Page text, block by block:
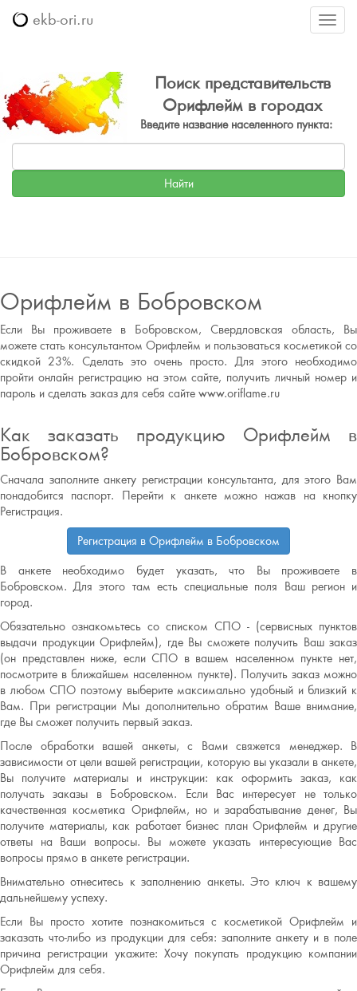
Меню
ekb-ori.ru
Поиск представительств
Орифлейм в городах
Введите название населенного пункта:
Орифлейм в Бобровском
Если Вы проживаете в Бобровском, Свердловская область, Вы
можете стать консультантом Орифлейм и пользоваться косметикой со
скидкой 23%. Сделать это очень просто. Для этого необходимо
пройти онлайн регистрацию на этом сайте, получить личный номер и
пароль и сделать заказ для себя сайте www.oriflame.ru
Как заказать продукцию Орифлейм в
Бобровском?
Сначала заполните анкету регистрации консультанта, для этого Вам
понадобится паспорт. Перейти к анкете можно нажав на кнопку
Регистрация.
Регистрация в Орифлейм в Бобровском
В анкете необходимо будет указать, что Вы проживаете в
Бобровском. Для этого там есть специальные поля Ваш регион и
город.
Обязательно ознакомьтесь со списком СПО - (сервисных пунктов
выдачи продукции Орифлейм), где Вы сможете получить Ваш заказ
(он представлен ниже, если СПО в вашем населенном пункте нет,
посмотрите в ближайшем населенном пункте). Получить заказ можно
в любом СПО поэтому выберите максимально удобный и близкий к
Вам. При регистрации Мы дополнительно обратим Ваше внимание,
где Вы сможет получить первый заказ.
После обработки вашей анкеты, с Вами свяжется менеджер. В
зависимости от цели вашей регистрации, которую вы указали в анкете,
Вы получите материалы и инструкции: как оформить заказ, как
получать заказы в Бобровском. Если Вас интересует не только
качественная косметика Орифлейм, но и зарабатывание денег, Вы
получите материалы, как работает бизнес план Орифлейм и другие
ответы на Ваши вопросы. Вы можете указать интересующие Вас
вопросы прямо в анкете регистрации.
Внимательно отнеситесь к заполнению анкеты. Это ключ к вашему
дальнейшему успеху.
Если Вы просто хотите познакомиться с косметикой Орифлейм и
заказать что-либо из продукции для себя: заполните анкету и в поле
причина регистрации укажите: Хочу покупать продукцию компании
Орифлейм для себя.